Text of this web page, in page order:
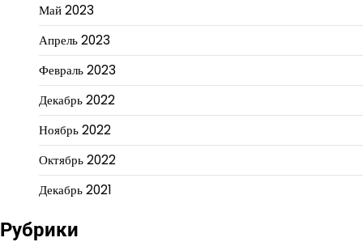
Май 2023
Апрель 2023
Февраль 2023
Декабрь 2022
Ноябрь 2022
Октябрь 2022
Декабрь 2021
Рубрики